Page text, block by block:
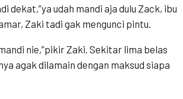
dekat,”ya udah mandi aja dulu Zack, ibu
Zaki tadi gak mengunci pintu.
nie,”pikir Zaki. Sekitar lima belas
agak dilamain dengan maksud siapa